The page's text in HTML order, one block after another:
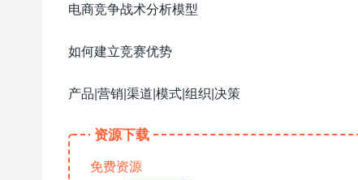
电商竞争战术分析模型
如何建立竞赛优势
产品|营销|渠道|模式|组织|决策
资源下载
免费资源